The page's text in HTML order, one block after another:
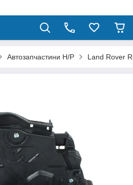
Автозапчастини Н/Р Land Rover